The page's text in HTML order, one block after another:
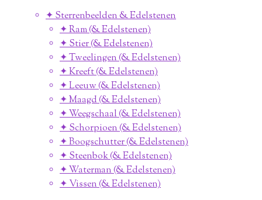
✦ Sterrenbeelden & Edelstenen
✦ Ram (& Edelstenen)
✦ Stier (& Edelstenen)
✦ Tweelingen (& Edelstenen)
✦ Kreeft (& Edelstenen)
✦ Leeuw (& Edelstenen)
✦ Maagd (& Edelstenen)
✦ Weegschaal (& Edelstenen)
✦ Schorpioen (& Edelstenen)
✦ Boogschutter (& Edelstenen)
✦ Steenbok (& Edelstenen)
✦ Waterman (& Edelstenen)
✦ Vissen (& Edelstenen)